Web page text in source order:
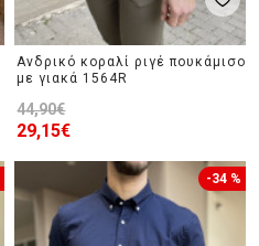
Ανδρικό κοραλί ριγέ πουκάμισο
με γιακά 1564R
29,15€
44,90€
-34 %